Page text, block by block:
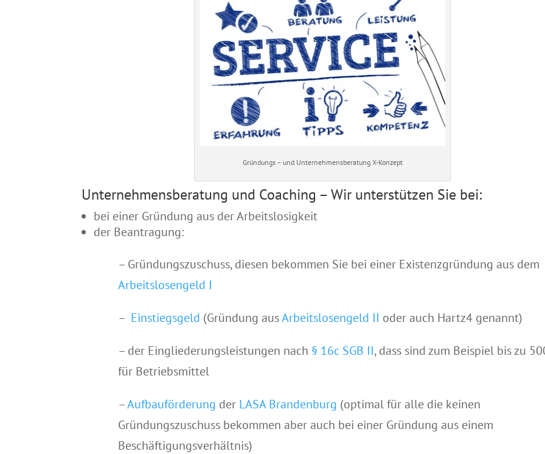
Gründungs – und Unternehmensberatung X-Konzept
Unternehmensberatung und Coaching – Wir unterstützen Sie bei:
bei einer Gründung aus der Arbeitslosigkeit
der Beantragung:
– Gründungszuschuss, diesen bekommen Sie bei einer Existenzgründung aus dem
Arbeitslosengeld I
– Einstiegsgeld (Gründung ausArbeitslosengeld II oder auch Hartz4 genannt)
– der Eingliederungsleistungen nach § 16c SGB II, dass sind zum Beispiel bis zu
für Betriebsmittel
–Aufbauförderung der LASA Brandenburg (optimal für alle die keinen
Gründungszuschuss bekommen aber auch bei einer Gründung aus einem
Beschäftigungsverhältnis)